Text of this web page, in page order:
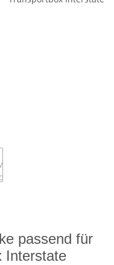
passend für
Interstate